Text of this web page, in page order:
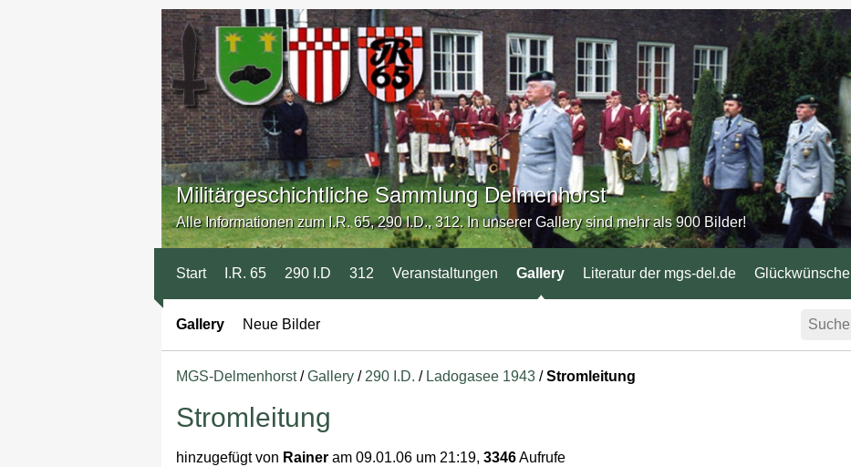
Militärgeschichtliche Sammlung Delmenhorst
Alle Informationen zum I.R. 65, 290 I.D., 312. In unserer Gallery sind mehr als 900 Bilder!
Start I.R. 65 290 I.D 312 Veranstaltungen Gallery Literatur der mgs-del.de Glückwünsche
Gallery Neue Bilder
MGS-Delmenhorst/Gallery / 290 I.D. / Ladogasee 1943 /Stromleitung
Stromleitung
hinzugefügt von Rainer am 09.01.06 um 21:19, 3346Aufrufe